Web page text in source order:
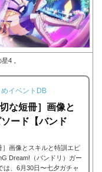
4 。
イベントDB
な短冊］画像と
ード【バンド
画像とスキルと特訓エピ
Dream!（バンドリ）ガー
は、6月30日〜七夕ガチャ